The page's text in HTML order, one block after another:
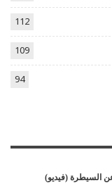
112
109
94
السيطرة (فيديو)